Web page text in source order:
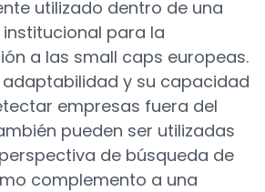
utilizado dentro de una
para la
a las small caps europeas.
adaptabilidad y su capacidad
empresas fuera del
pueden ser utilizadas
de búsqueda de
complemento a una